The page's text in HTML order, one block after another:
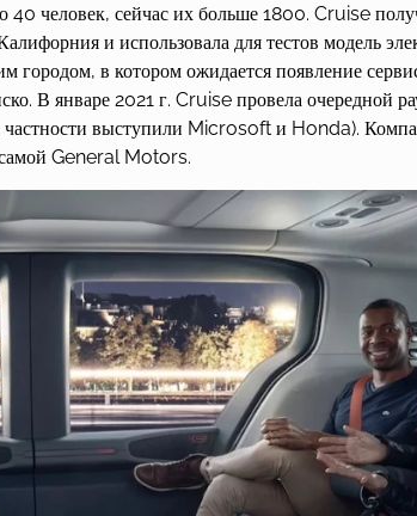
40 человек, сейчас их больше 1800. Cruise
и использовала для тестов модель
в котором ожидается появление
В январе 2021 г. Cruise провела очередной
частности выступили Microsoft и Honda).
General Motors.